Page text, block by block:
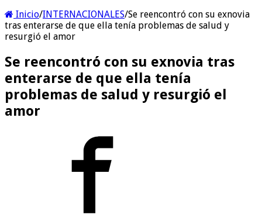
Inicio/INTERNACIONALES/Se reencontró con su exnovia
tras enterarse de que ella tenía problemas de salud y
resurgió el amor
Se reencontró con su exnovia tras
enterarse de que ella tenía
problemas de salud y resurgió el
amor